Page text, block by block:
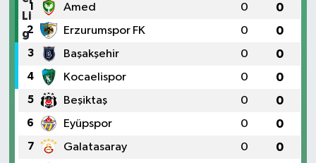
1 Amed 0 0
2 Erzurumspor FK 0 0
3 Başakşehir 0 0
4 Kocaelispor 0 0
5 Beşiktaş 0 0
6 Eyüpspor 0 0
7 Galatasaray 0 0